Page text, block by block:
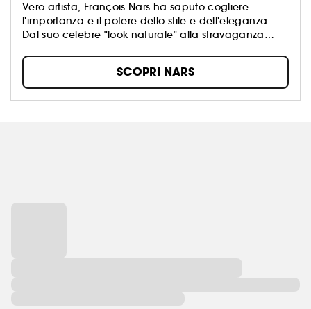
Vero artista, François Nars ha saputo cogliere
l'importanza e il potere dello stile e dell'eleganza.
Dal suo celebre "look naturale" alla stravaganza
per cento glamour, François ha rivoluzionato i criteri
SCOPRI NARS